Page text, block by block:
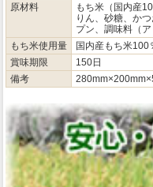
原材料
もち米（国内産
りん、砂糖、か
プン、調味料（
もち米使用量
国内産もち米100
賞味期限
150日
備考